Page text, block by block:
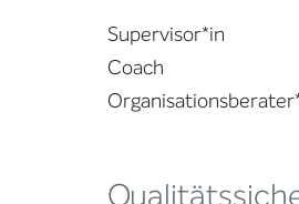
Supervisor*in
Coach